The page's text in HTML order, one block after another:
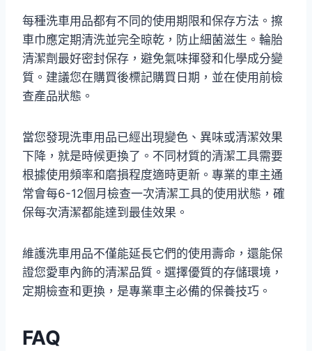
每種洗車用品都有不同的使用期限和保存方法。擦
車巾應定期清洗並完全晾乾，防止細菌滋生。輪胎
清潔劑最好密封保存，避免氣味揮發和化學成分變
質。建議您在購買後標記購買日期，並在使用前檢
查產品狀態。
當您發現洗車用品已經出現變色、異味或清潔效果
下降，就是時候更換了。不同材質的清潔工具需要
根據使用頻率和磨損程度適時更新。專業的車主通
常會每6-12個月檢查一次清潔工具的使用狀態，確
保每次清潔都能達到最佳效果。
維護洗車用品不僅能延長它們的使用壽命，還能保
證您愛車內飾的清潔品質。選擇優質的存儲環境，
定期檢查和更換，是專業車主必備的保養技巧。
FAQ